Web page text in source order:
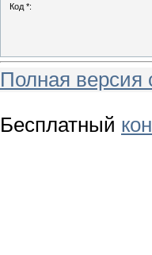
Код *:
Полная версия
Бесплатный